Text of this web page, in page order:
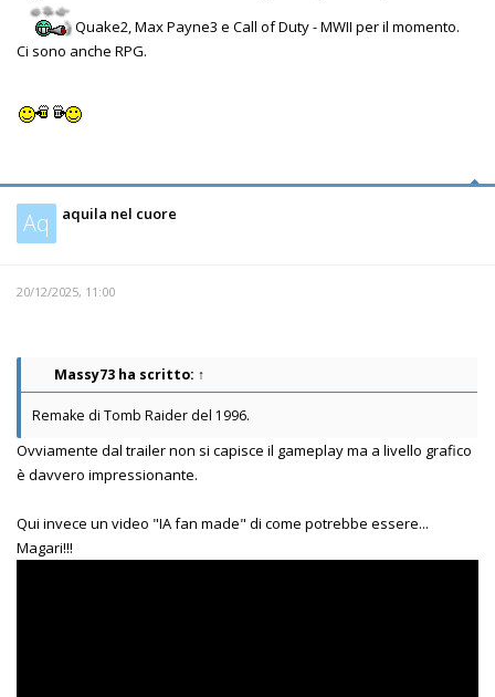
Quake2, Max Payne3 e Call of Duty - MWII per il momento.
Ci sono anche RPG.
Aq aquila nel cuore
20/12/2025, 11:00
Massy73 ha scritto: ↑
Remake di Tomb Raider del 1996.
Ovviamente dal trailer non si capisce il gameplay ma a livello grafico
è davvero impressionante.
Qui invece un video "IA fan made" di come potrebbe essere...
Magari!!!